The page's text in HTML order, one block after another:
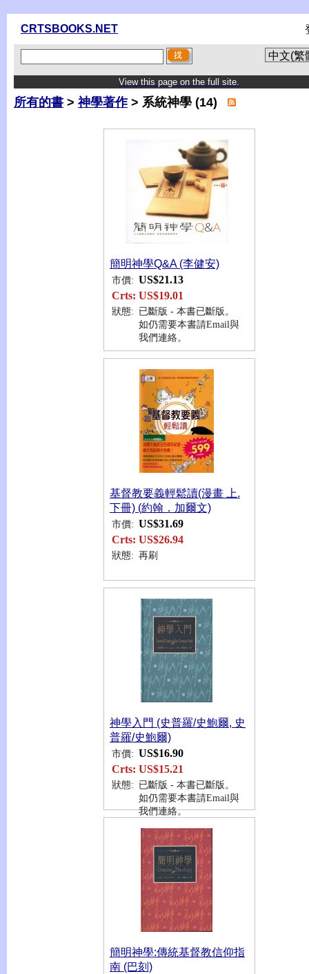
CRTSBOOKS.NET
View this page on the full site.
所有的書 > 神學著作> 系統神學 (14)
簡明神學Q&A (李健安)
市價: US$21.13
Crts: US$19.01
狀態: 已斷版 - 本書已斷版。
如仍需要本書請Email與
我們連絡。
基督教要義輕鬆讀(漫畫 上.
下冊) (約翰．加爾文)
市價: US$31.69
Crts: US$26.94
狀態: 再刷
神學入門 (史普羅/史鮑爾, 史
普羅/史鮑爾)
市價: US$16.90
Crts: US$15.21
狀態: 已斷版 - 本書已斷版。
如仍需要本書請Email與
我們連絡。
簡明神學:傳統基督教信仰指
南 (巴刻)